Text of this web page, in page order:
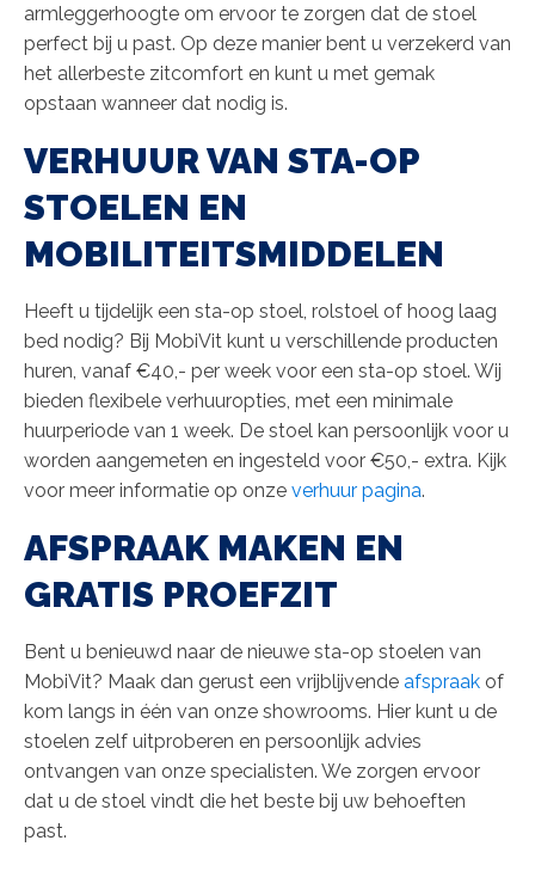
armleggerhoogte om ervoor te zorgen dat de stoel
perfect bij u past. Op deze manier bent u verzekerd van
het allerbeste zitcomfort en kunt u met gemak
opstaan wanneer dat nodig is.
VERHUUR VAN STA-OP
STOELEN EN
MOBILITEITSMIDDELEN
Heeft u tijdelijk een sta-op stoel, rolstoel of hoog laag
bed nodig? Bij MobiVit kunt u verschillende producten
huren, vanaf €40,- per week voor een sta-op stoel. Wij
bieden flexibele verhuuropties, met een minimale
huurperiode van 1 week. De stoel kan persoonlijk voor u
worden aangemeten en ingesteld voor €50,- extra. Kijk
voor meer informatie op onze verhuur pagina.
AFSPRAAK MAKEN EN
GRATIS PROEFZIT
Bent u benieuwd naar de nieuwe sta-op stoelen van
MobiVit? Maak dan gerust een vrijblijvende afspraak of
kom langs in één van onze showrooms. Hier kunt u de
stoelen zelf uitproberen en persoonlijk advies
ontvangen van onze specialisten. We zorgen ervoor
dat u de stoel vindt die het beste bij uw behoeften
past.